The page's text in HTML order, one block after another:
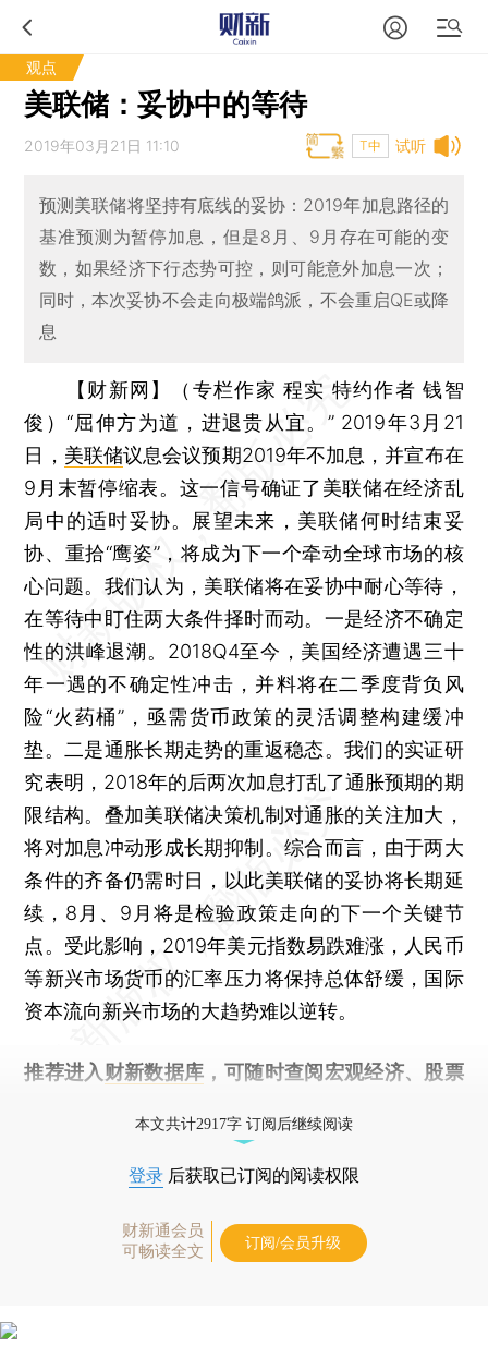
观点
美联储：妥协中的等待
试听
2019年03月21日 11:10 T中
预测美联储将坚持有底线的妥协：2019年加息路径的
基准预测为暂停加息，但是8月、9月存在可能的变
数，如果经济下行态势可控，则可能意外加息一次；
同时，本次妥协不会走向极端鸽派，不会重启QE或降
息
【财新网】（专栏作家 程实 特约作者 钱智
俊）“屈伸方为道，进退贵从宜。” 2019年3月21
日， 美联储议息会议预期2019年不加息，并宣布在
9月末暂停缩表。这一信号确证了美联储在经济乱
局中的适时妥协。展望未来，美联储何时结束妥
协、重拾“鹰姿”，将成为下一个牵动全球市场的核
心问题。我们认为，美联储将在妥协中耐心等待，
在等待中盯住两大条件择时而动。一是经济不确定
性的洪峰退潮。2018Q4至今，美国经济遭遇三十
年一遇的不确定性冲击，并料将在二季度背负风
险“火药桶”，亟需货币政策的灵活调整构建缓冲
垫。二是通胀长期走势的重返稳态。我们的实证研
究表明，2018年的后两次加息打乱了通胀预期的期
限结构。叠加美联储决策机制对通胀的关注加大，
将对加息冲动形成长期抑制。综合而言，由于两大
条件的齐备仍需时日，以此美联储的妥协将长期延
续，8月、9月将是检验政策走向的下一个关键节
点。受此影响，2019年美元指数易跌难涨，人民币
等新兴市场货币的汇率压力将保持总体舒缓，国际
资本流向新兴市场的大趋势难以逆转。
推荐进入 财新数据库 ，可随时查阅宏观经济、股票
本文共计2917字 订阅后继续阅读
登录 后获取已订阅的阅读权限
财新通会员
可畅读全文
订阅/会员升级